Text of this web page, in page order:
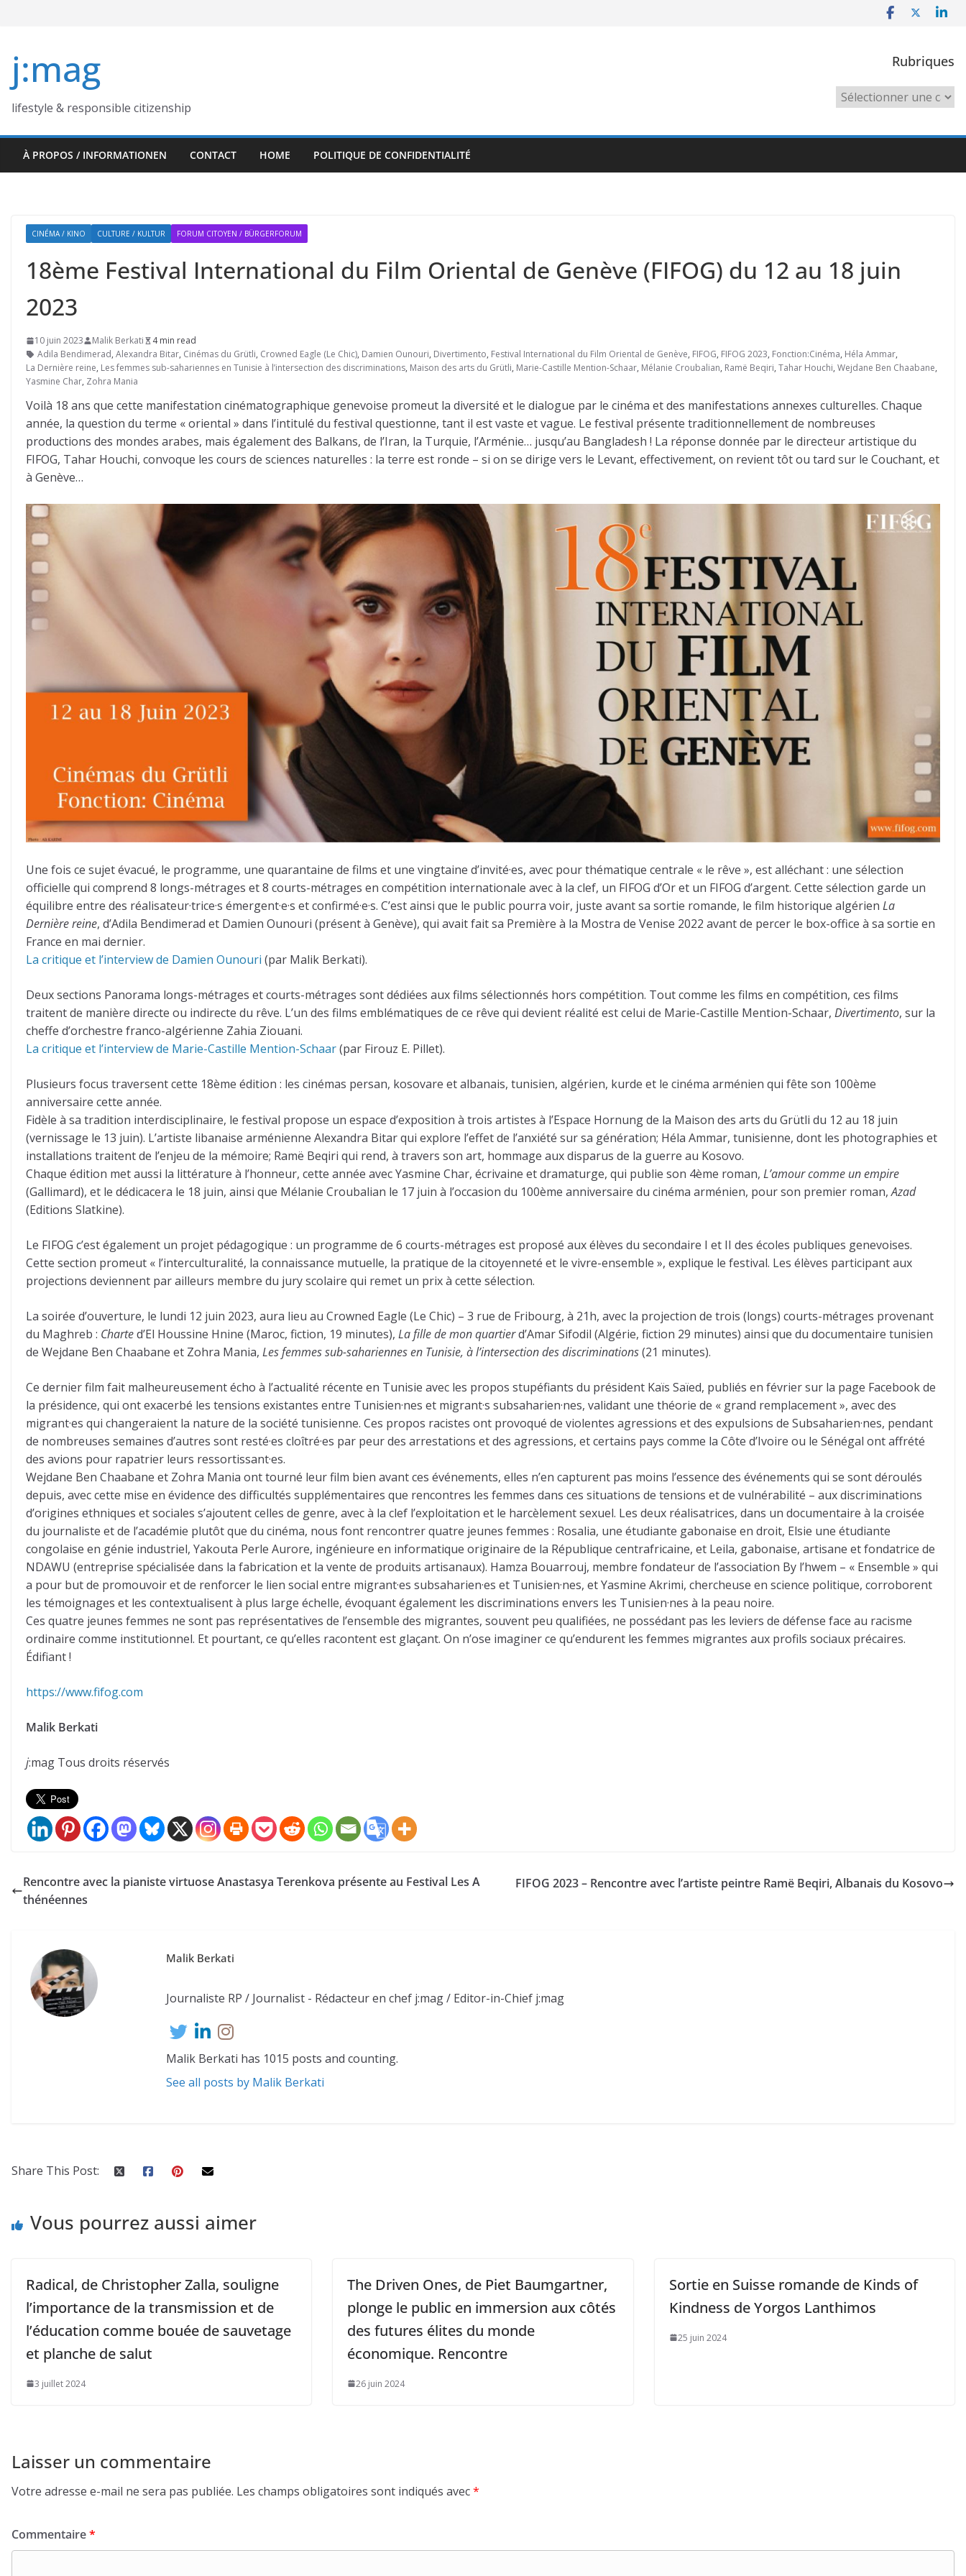
j:mag
lifestyle & responsible citizenship
Rubriques
Rubriques
À PROPOS / INFORMATIONEN CONTACT HOME POLITIQUE DE CONFIDENTIALITÉ
CINÉMA / KINO CULTURE / KULTUR FORUM CITOYEN / BÜRGERFORUM
18ème Festival International du Film Oriental de Genève (FIFOG) du 12 au 18 juin
2023
10 juin 2023 Malik Berkati
4 min read
Adila Bendimerad, Alexandra Bitar, Cinémas du Grütli, Crowned Eagle (Le Chic), Damien Ounouri, Divertimento, Festival International du Film Oriental de Genève, FIFOG, FIFOG 2023, Fonction:Cinéma, Héla Ammar,
La Dernière reine, Les femmes sub-sahariennes en Tunisie à l’intersection des discriminations, Maison des arts du Grütli, Marie-Castille Mention-Schaar, Mélanie Croubalian, Ramë Beqiri, Tahar Houchi, Wejdane Ben Chaabane,
Yasmine Char, Zohra Mania
Voilà 18 ans que cette manifestation cinématographique genevoise promeut la diversité et le dialogue par le cinéma et des manifestations annexes culturelles. Chaque
année, la question du terme « oriental » dans l’intitulé du festival questionne, tant il est vaste et vague. Le festival présente traditionnellement de nombreuses
productions des mondes arabes, mais également des Balkans, de l’Iran, la Turquie, l’Arménie… jusqu’au Bangladesh ! La réponse donnée par le directeur artistique du
FIFOG, Tahar Houchi, convoque les cours de sciences naturelles : la terre est ronde – si on se dirige vers le Levant, effectivement, on revient tôt ou tard sur le Couchant, et
à Genève…
Une fois ce sujet évacué, le programme, une quarantaine de films et une vingtaine d’invité·es, avec pour thématique centrale « le rêve », est alléchant : une sélection
officielle qui comprend 8 longs-métrages et 8 courts-métrages en compétition internationale avec à la clef, un FIFOG d’Or et un FIFOG d’argent. Cette sélection garde un
équilibre entre des réalisateur·trice·s émergent·e·s et confirmé·e·s. C’est ainsi que le public pourra voir, juste avant sa sortie romande, le film historique algérien La
Dernière reine, d’Adila Bendimerad et Damien Ounouri (présent à Genève), qui avait fait sa Première à la Mostra de Venise 2022 avant de percer le box-office à sa sortie en
France en mai dernier.
La critique et l’interview de Damien Ounouri (par Malik Berkati).
Deux sections Panorama longs-métrages et courts-métrages sont dédiées aux films sélectionnés hors compétition. Tout comme les films en compétition, ces films
traitent de manière directe ou indirecte du rêve. L’un des films emblématiques de ce rêve qui devient réalité est celui de Marie-Castille Mention-Schaar, Divertimento, sur la
cheffe d’orchestre franco-algérienne Zahia Ziouani.
La critique et l’interview de Marie-Castille Mention-Schaar(par Firouz E. Pillet).
Plusieurs focus traversent cette 18ème édition : les cinémas persan, kosovare et albanais, tunisien, algérien, kurde et le cinéma arménien qui fête son 100ème
anniversaire cette année.
Fidèle à sa tradition interdisciplinaire, le festival propose un espace d’exposition à trois artistes à l’Espace Hornung de la Maison des arts du Grütli du 12 au 18 juin
(vernissage le 13 juin). L’artiste libanaise arménienne Alexandra Bitar qui explore l’effet de l’anxiété sur sa génération; Héla Ammar, tunisienne, dont les photographies et
installations traitent de l’enjeu de la mémoire; Ramë Beqiri qui rend, à travers son art, hommage aux disparus de la guerre au Kosovo.
Chaque édition met aussi la littérature à l’honneur, cette année avec Yasmine Char, écrivaine et dramaturge, qui publie son 4ème roman, L’amour comme un empire
(Gallimard), et le dédicacera le 18 juin, ainsi que Mélanie Croubalian le 17 juin à l’occasion du 100ème anniversaire du cinéma arménien, pour son premier roman,Azad
(Editions Slatkine).
Le FIFOG c’est également un projet pédagogique : un programme de 6 courts-métrages est proposé aux élèves du secondaire I et II des écoles publiques genevoises.
Cette section promeut « l’interculturalité, la connaissance mutuelle, la pratique de la citoyenneté et le vivre-ensemble », explique le festival. Les élèves participant aux
projections deviennent par ailleurs membre du jury scolaire qui remet un prix à cette sélection.
La soirée d’ouverture, le lundi 12 juin 2023, aura lieu au Crowned Eagle (Le Chic) – 3 rue de Fribourg, à 21h, avec la projection de trois (longs) courts-métrages provenant
du Maghreb : Charted’El Houssine Hnine (Maroc, fiction, 19 minutes), La fille de mon quartierd’Amar Sifodil (Algérie, fiction 29 minutes) ainsi que du documentaire tunisien
de Wejdane Ben Chaabane et Zohra Mania, Les femmes sub-sahariennes en Tunisie, à l’intersection des discriminations(21 minutes).
Ce dernier film fait malheureusement écho à l’actualité récente en Tunisie avec les propos stupéfiants du président Kaïs Saïed, publiés en février sur la page Facebook de
la présidence, qui ont exacerbé les tensions existantes entre Tunisien·nes et migrant·s subsaharien·nes, validant une théorie de « grand remplacement », avec des
migrant·es qui changeraient la nature de la société tunisienne. Ces propos racistes ont provoqué de violentes agressions et des expulsions de Subsaharien·nes, pendant
de nombreuses semaines d’autres sont resté·es cloîtré·es par peur des arrestations et des agressions, et certains pays comme la Côte d’Ivoire ou le Sénégal ont affrété
des avions pour rapatrier leurs ressortissant·es.
Wejdane Ben Chaabane et Zohra Mania ont tourné leur film bien avant ces événements, elles n’en capturent pas moins l’essence des événements qui se sont déroulés
depuis, avec cette mise en évidence des difficultés supplémentaires que rencontres les femmes dans ces situations de tensions et de vulnérabilité – aux discriminations
d’origines ethniques et sociales s’ajoutent celles de genre, avec à la clef l’exploitation et le harcèlement sexuel. Les deux réalisatrices, dans un documentaire à la croisée
du journaliste et de l’académie plutôt que du cinéma, nous font rencontrer quatre jeunes femmes : Rosalia, une étudiante gabonaise en droit, Elsie une étudiante
congolaise en génie industriel, Yakouta Perle Aurore, ingénieure en informatique originaire de la République centrafricaine, et Leila, gabonaise, artisane et fondatrice de
NDAWU (entreprise spécialisée dans la fabrication et la vente de produits artisanaux). Hamza Bouarrouj, membre fondateur de l’association By l’hwem – « Ensemble » qui
a pour but de promouvoir et de renforcer le lien social entre migrant·es subsaharien·es et Tunisien·nes, et Yasmine Akrimi, chercheuse en science politique, corroborent
les témoignages et les contextualisent à plus large échelle, évoquant également les discriminations envers les Tunisien·nes à la peau noire.
Ces quatre jeunes femmes ne sont pas représentatives de l’ensemble des migrantes, souvent peu qualifiées, ne possédant pas les leviers de défense face au racisme
ordinaire comme institutionnel. Et pourtant, ce qu’elles racontent est glaçant. On n’ose imaginer ce qu’endurent les femmes migrantes aux profils sociaux précaires.
Édifiant !
https://www.fifog.com
Malik Berkati
j:mag Tous droits réservés
Rencontre avec la pianiste virtuose Anastasya Terenkova présente au Festival Les A
thénéennes
FIFOG 2023 – Rencontre avec l’artiste peintre Ramë Beqiri, Albanais du Kosovo
Malik Berkati
Journaliste RP / Journalist - Rédacteur en chef j:mag / Editor-in-Chief j:mag
Malik Berkati has 1015 posts and counting.
See all posts by Malik Berkati
Share This Post:
Vous pourrez aussi aimer
Radical, de Christopher Zalla, souligne
l’importance de la transmission et de
l’éducation comme bouée de sauvetage
et planche de salut
3 juillet 2024
The Driven Ones, de Piet Baumgartner,
plonge le public en immersion aux côtés
des futures élites du monde
économique. Rencontre
26 juin 2024
Sortie en Suisse romande de Kinds of
Kindness de Yorgos Lanthimos
25 juin 2024
Laisser un commentaire
Votre adresse e-mail ne sera pas publiée. Les champs obligatoires sont indiqués avec*
Commentaire*